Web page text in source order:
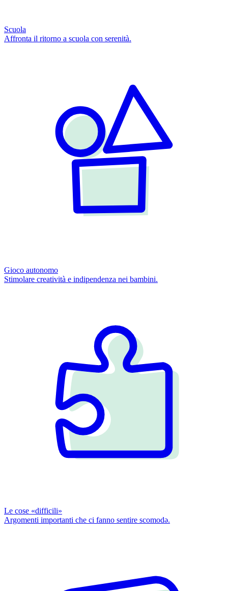
Scuola
Affronta il ritorno a scuola con serenità.
Gioco autonomo
Stimolare creatività e indipendenza nei bambini.
Le cose «difficili»
Argomenti importanti che ci fanno sentire scomodǝ.